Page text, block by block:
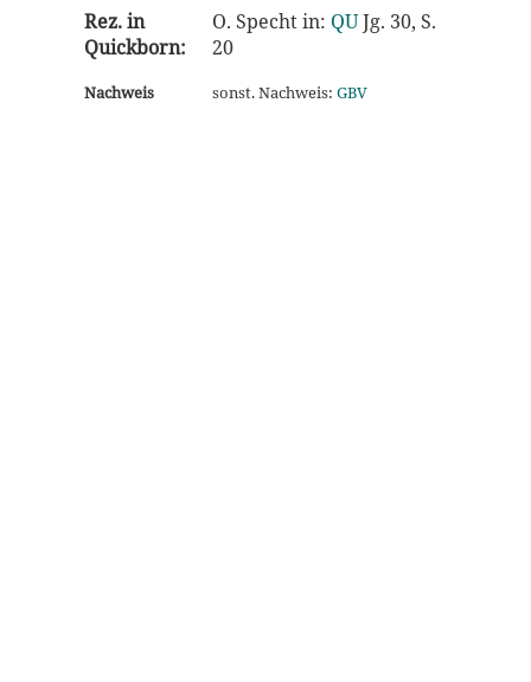
Rez. in
Quickborn:
O. Specht in: QUJg. 30, S.
20
Nachweis sonst. Nachweis: GBV